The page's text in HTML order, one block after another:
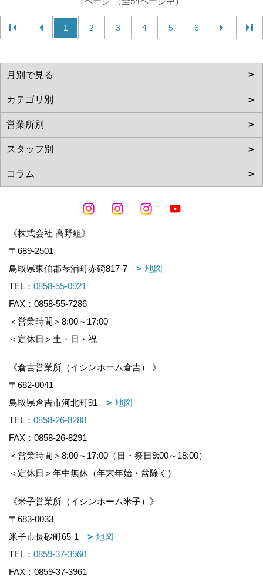
1 2 3 4 5 6
《株式会社 高野組》
〒689-2501
鳥取県東伯郡琴浦町赤碕817-7
地図
TEL： 0858-55-0921
FAX：0858-55-7286
＜営業時間＞8:00～17:00
＜定休日＞土・日・祝
《倉吉営業所（イシンホーム倉吉） 》
〒682-0041
鳥取県倉吉市河北町91
地図
TEL： 0858-26-8288
FAX：0858-26-8291
＜営業時間＞8:00～17:00（日・祭日9:00～18:00）
＜定休日＞年中無休（年末年始・盆除く）
《米子営業所（イシンホーム米子）》
〒683-0033
米子市長砂町65-1
地図
TEL： 0859-37-3960
FAX：0859-37-3961